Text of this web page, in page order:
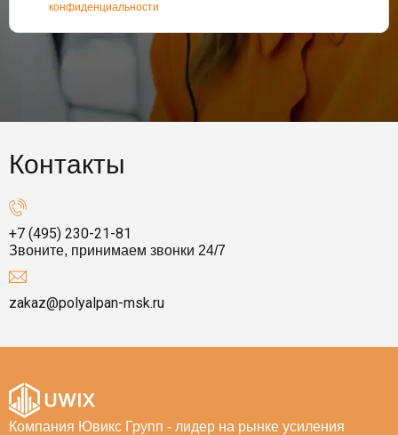
конфиденциальности
Контакты
+7 (495) 230-21-81
Звоните, принимаем звонки 24/7
zakaz@polyalpan-msk.ru
Компания Ювикс Групп - лидер на рынке усиления